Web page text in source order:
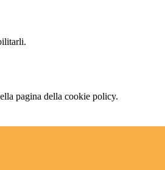
pagina della cookie policy.